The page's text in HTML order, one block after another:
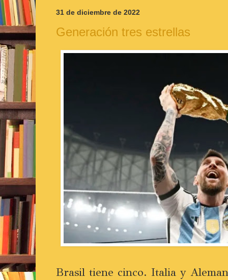
31 de diciembre de 2022
Generación tres estrellas
Brasil tiene cinco. Italia y